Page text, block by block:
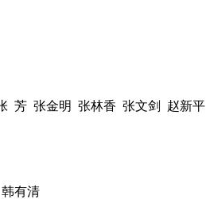
芳 张金明 张林香 张文剑 赵新平
有清